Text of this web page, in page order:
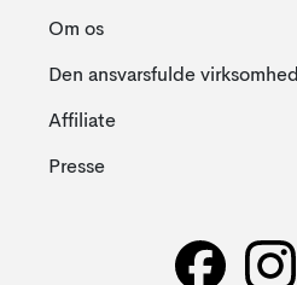
Om os
Den ansvarsfulde virksomhed
Affiliate
Presse